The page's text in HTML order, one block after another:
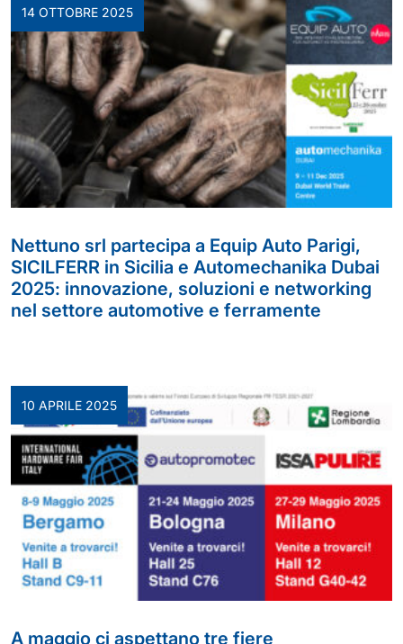
14 OTTOBRE 2025
Nettuno srl partecipa a Equip Auto Parigi,
SICILFERR in Sicilia e Automechanika Dubai
2025: innovazione, soluzioni e networking
nel settore automotive e ferramente
10 APRILE 2025
A maggio ci aspettano tre fiere